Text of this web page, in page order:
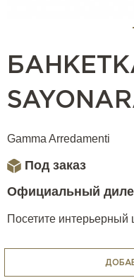
Gamma Arredamenti
Под заказ
Официальный
Посетите интерьерный